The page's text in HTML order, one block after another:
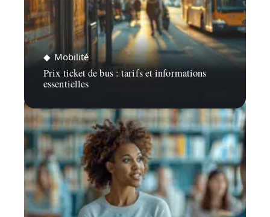
Mobilité
Prix ticket de bus : tarifs et informations
essentielles